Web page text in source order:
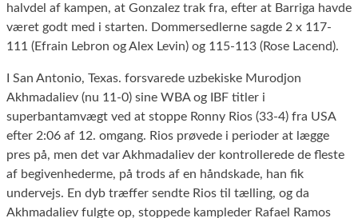
halvdel af kampen, at Gonzalez trak fra, efter at Barriga havde
været godt med i starten. Dommersedlerne sagde 2 x 117-
111 (Efrain Lebron og Alex Levin) og 115-113 (Rose Lacend).
I San Antonio, Texas. forsvarede uzbekiske Murodjon
Akhmadaliev (nu 11-0) sine WBA og IBF titler i
superbantamvægt ved at stoppe Ronny Rios (33-4) fra USA
efter 2:06 af 12. omgang. Rios prøvede i perioder at lægge
pres på, men det var Akhmadaliev der kontrollerede de fleste
af begivenhederme, på trods af en håndskade, han fik
undervejs. En dyb træffer sendte Rios til tælling, og da
Akhmadaliev fulgte op, stoppede kampleder Rafael Ramos